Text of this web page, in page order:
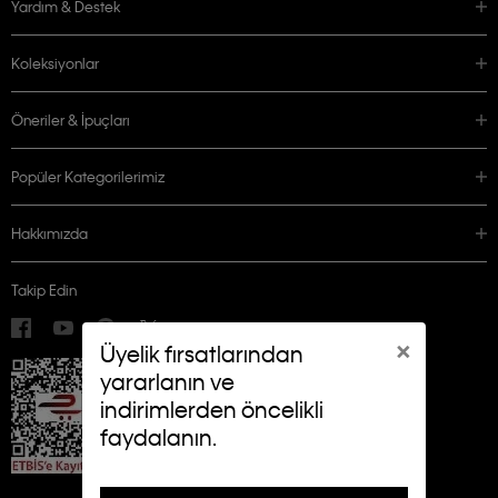
×
Üyelik fırsatlarından
yararlanın ve
indirimlerden öncelikli
faydalanın.
Yardım & Destek
Koleksiyonlar
Öneriler & İpuçları
Popüler Kategorilerimiz
Hakkımızda
Takip Edin